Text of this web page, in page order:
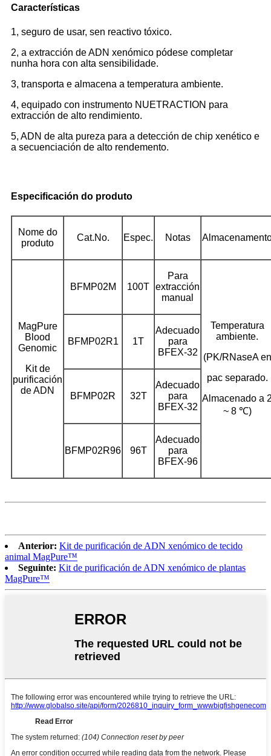
Características
1, seguro de usar, sen reactivo tóxico.
2, a extracción de ADN xenómico pódese completar
nunha hora con alta sensibilidade.
3, transporta e almacena a temperatura ambiente.
4, equipado con instrumento NUETRACTION para
extracción de alto rendimiento.
5, ADN de alta pureza para a detección de chip xenético e
a secuenciación de alto rendemento.
Especificación do produto
Nome do
produto
Cat.No. Espec. Notas
MagPure
Blood
Genomic
Kit de
purificación
de ADN
BFMP02M 100T
Para
extracción
manual
Temperatura
ambiente.
(PK/RNaseA en
pac separado.
Almacenado a
~ 8 ℃)
BFMP02R1 1T
Adecuado
para
BFEX-32
BFMP02R 32T
Adecuado
para
BFEX-32
BFMP02R96 96T
Adecuado
para
BFEX-96
Anterior: Kit de purificación de ADN xenómico de tecido
animal MagPure™
Seguinte: Kit de purificación de ADN xenómico de plantas
MagPure™